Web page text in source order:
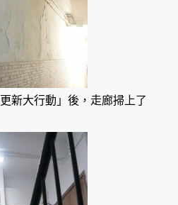
新大行動」後，走廊掃上了